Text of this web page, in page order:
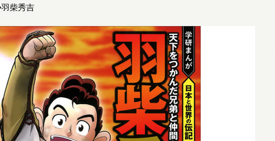
羽柴秀吉